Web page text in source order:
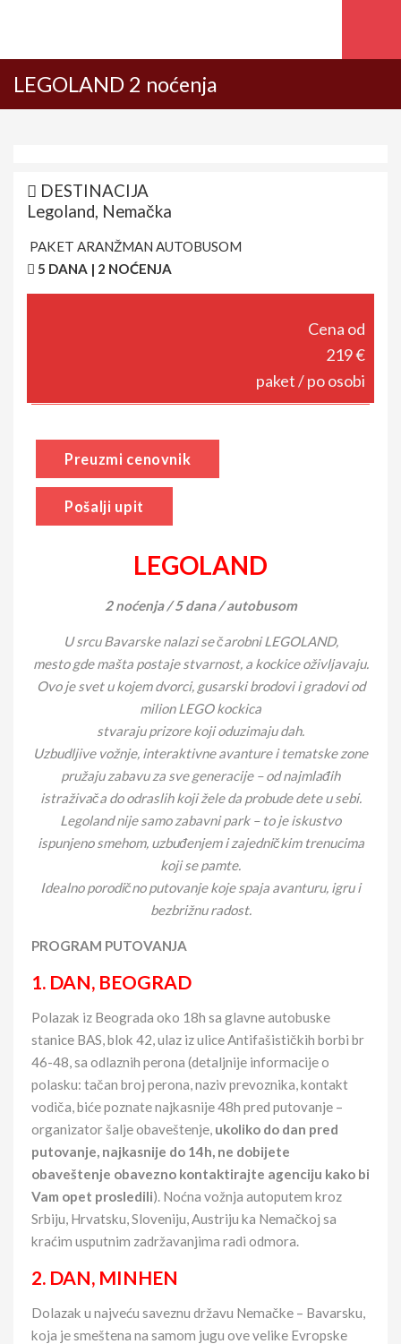
LEGOLAND 2 noćenja
DESTINACIJA
Legoland, Nemačka
PAKET ARANŽMAN AUTOBUSOM
5 DANA | 2 NOĆENJA
Cena od
219 €
paket / po osobi
Preuzmi cenovnik
Pošalji upit
LEGOLAND
2 noćenja / 5 dana / autobusom
U srcu Bavarske nalazi se čarobni LEGOLAND,
mesto gde mašta postaje stvarnost, a kockice oživljavaju.
Ovo je svet u kojem dvorci, gusarski brodovi i gradovi od
milion LEGO kockica
stvaraju prizore koji oduzimaju dah.
Uzbudljive vožnje, interaktivne avanture i tematske zone
pružaju zabavu za sve generacije – od najmlađih
istraživača do odraslih koji žele da probude dete u sebi.
Legoland nije samo zabavni park – to je iskustvo
ispunjeno smehom, uzbuđenjem i zajedničkim trenucima
koji se pamte.
Idealno porodično putovanje koje spaja avanturu, igru i
bezbrižnu radost.
PROGRAM PUTOVANJA
1. DAN, BEOGRAD
Polazak iz Beograda oko 18h sa glavne autobuske
stanice BAS, blok 42, ulaz iz ulice Antifašističkih borbi br
46-48, sa odlaznih perona (detaljnije informacije o
polasku: tačan broj perona, naziv prevoznika, kontakt
vodiča, biće poznate najkasnije 48h pred putovanje –
organizator šalje obaveštenje, ukoliko do dan pred
putovanje, najkasnije do 14h, ne dobijete
obaveštenje obavezno kontaktirajte agenciju kako bi
Vam opet prosledili). Noćna vožnja autoputem kroz
Srbiju, Hrvatsku, Sloveniju, Austriju ka Nemačkoj sa
kraćim usputnim zadržavanjima radi odmora.
2. DAN, MINHEN
Dolazak u najveću saveznu državu Nemačke – Bavarsku,
koja je smeštena na samom jugu ove velike Evropske